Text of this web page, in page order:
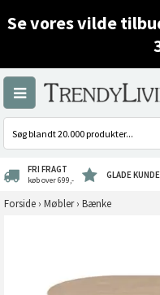
Se vores vilde
FRI FRAGT
køb over 699,- GLADE
Forside › Møbler› Bænke